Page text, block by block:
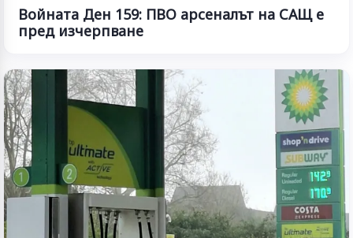
Войната Ден 159: ПВО арсеналът на САЩ е
пред изчерпване